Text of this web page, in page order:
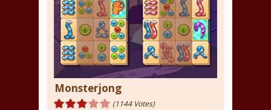
Monsterjong
(1144 Votes)